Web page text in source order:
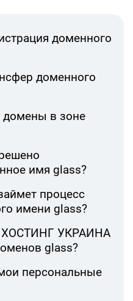
доменного
доменного
домены в зоне
имя glass?
процесс
имени glass?
ХОСТИНГ УКРАИНА
glass?
персональные